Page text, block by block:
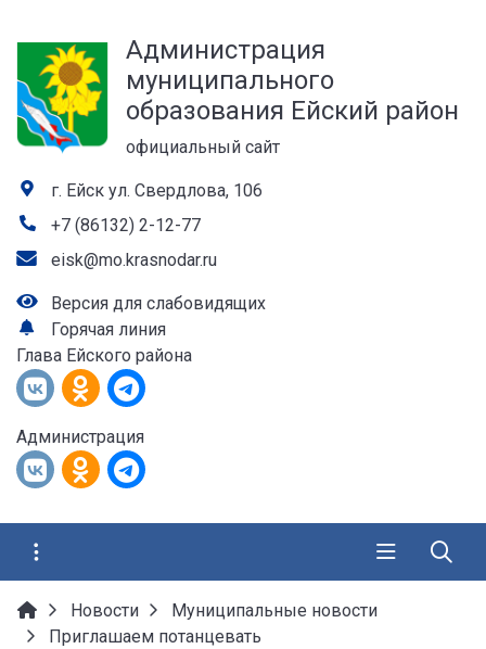
Администрация
муниципального
образования Ейский район
официальный сайт
г. Ейск ул. Свердлова, 106
+7 (86132) 2-12-77
eisk@mo.krasnodar.ru
Версия для слабовидящих
Горячая линия
Глава Ейского района
Администрация
Новости
Муниципальные новости
Приглашаем потанцевать